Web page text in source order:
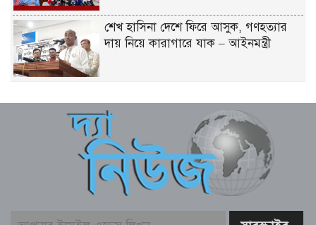
শেখ হাসিনা দেশে ফিরে আসুক, গণহত্যার
দায় নিয়ে কারাগারে যাক – আইনমন্ত্রী
প্রত্যয়ে পঞ্চম দিনের বৃক্ষরোপণ
কক্সবাজারের সমুদ্রসম্পদ, ব্লু ইকোনমি
সম্ভাবনাকে কাজে লাগাতে সরকার বিভিন্ন
পরিকল্পনা নিয়েছে – স্বরাষ্ট্রমন্ত্রী